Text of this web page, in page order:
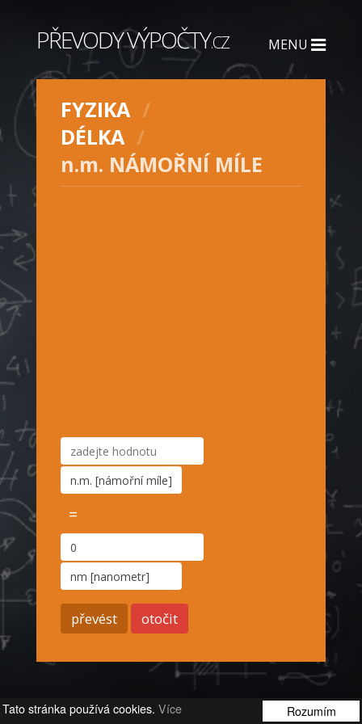
Rozumím
Tato stránka používá cookies. Více
PŘEVODY VÝPOČTY.CZ MENU
FYZIKA
DÉLKA
n.m. NÁMOŘNÍ MÍLE
=